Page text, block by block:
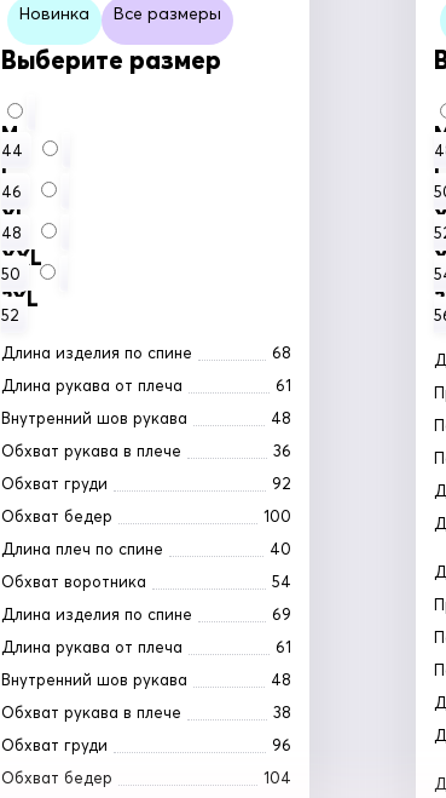
Новинка Все размеры
Выберите размер
M
44
L
46
XL
48
XXL
50
3XL
52
Длина изделия по спине
68
Длина рукава от плеча
61
Внутренний шов рукава
48
Обхват рукава в плече
36
Обхват груди
92
Обхват бедер
100
Длина плеч по спине
40
Обхват воротника
54
Длина изделия по спине
69
Длина рукава от плеча
61
Внутренний шов рукава
48
Обхват рукава в плече
38
Обхват груди
96
Обхват бедер
104
L